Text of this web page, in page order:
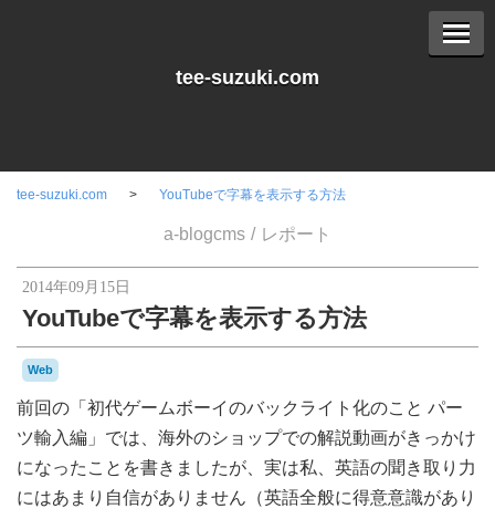
tee-suzuki.com
tee-suzuki.com YouTubeで字幕を表示する方法
a-blogcms レポート
2014年09月15日
YouTubeで字幕を表示する方法
Web
前回の「初代ゲームボーイのバックライト化のこと パー
ツ輸入編」では、海外のショップでの解説動画がきっかけ
になったことを書きましたが、実は私、英語の聞き取り力
にはあまり自信がありません（英語全般に得意意識があり